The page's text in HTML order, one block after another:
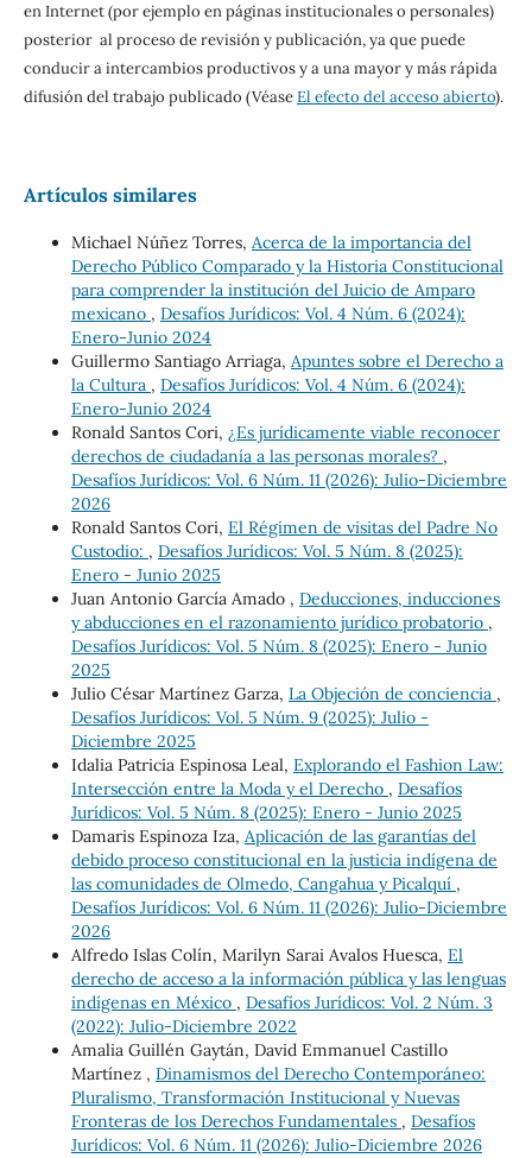
en Internet (por ejemplo en páginas institucionales o personales)
posterior al proceso de revisión y publicación, ya que puede
conducir a intercambios productivos y a una mayor y más rápida
difusión del trabajo publicado (VéaseEl efecto del acceso abierto).
Artículos similares
Michael Núñez Torres, Acerca de la importancia del
Derecho Público Comparado y la Historia Constitucional
para comprender la institución del Juicio de Amparo
mexicano , Desafíos Jurídicos: Vol. 4 Núm. 6 (2024):
Enero-Junio 2024
Guillermo Santiago Arriaga, Apuntes sobre el Derecho a
la Cultura , Desafíos Jurídicos: Vol. 4 Núm. 6 (2024):
Enero-Junio 2024
Ronald Santos Cori, ¿Es jurídicamente viable reconocer
derechos de ciudadanía a las personas morales? ,
Desafíos Jurídicos: Vol. 6 Núm. 11 (2026): Julio-Diciembre
2026
Ronald Santos Cori, El Régimen de visitas del Padre No
Custodio: , Desafíos Jurídicos: Vol. 5 Núm. 8 (2025):
Enero - Junio 2025
Juan Antonio García Amado , Deducciones, inducciones
y abducciones en el razonamiento jurídico probatorio ,
Desafíos Jurídicos: Vol. 5 Núm. 8 (2025): Enero - Junio
2025
Julio César Martínez Garza, La Objeción de conciencia ,
Desafíos Jurídicos: Vol. 5 Núm. 9 (2025): Julio -
Diciembre 2025
Idalia Patricia Espinosa Leal, Explorando el Fashion Law:
Intersección entre la Moda y el Derecho , Desafíos
Jurídicos: Vol. 5 Núm. 8 (2025): Enero - Junio 2025
Damaris Espinoza Iza, Aplicación de las garantías del
debido proceso constitucional en la justicia indígena de
las comunidades de Olmedo, Cangahua y Picalquí ,
Desafíos Jurídicos: Vol. 6 Núm. 11 (2026): Julio-Diciembre
2026
Alfredo Islas Colín, Marilyn Sarai Avalos Huesca, El
derecho de acceso a la información pública y las lenguas
indígenas en México , Desafíos Jurídicos: Vol. 2 Núm. 3
(2022): Julio-Diciembre 2022
Amalia Guillén Gaytán, David Emmanuel Castillo
Martínez , Dinamismos del Derecho Contemporáneo:
Pluralismo, Transformación Institucional y Nuevas
Fronteras de los Derechos Fundamentales , Desafíos
Jurídicos: Vol. 6 Núm. 11 (2026): Julio-Diciembre 2026